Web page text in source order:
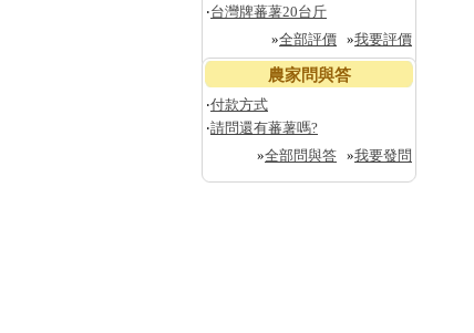
‧台灣牌蕃薯20台斤
»全部評價 »我要評價
農家問與答
‧付款方式
‧請問還有蕃薯嗎?
»全部問與答 »我要發問